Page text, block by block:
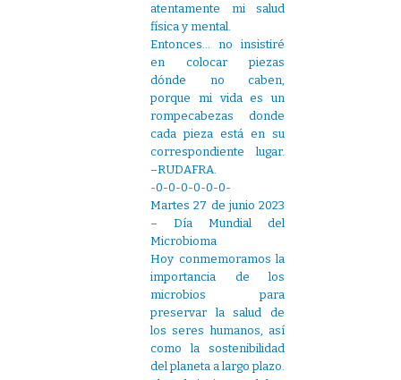
atentamente mi salud
física y mental.
Entonces… no insistiré
en colocar piezas
dónde no caben,
porque mi vida es un
rompecabezas donde
cada pieza está en su
correspondiente lugar.
–RUDAFRA.
-0-0-0-0-0-0-
Martes 27 de junio 2023
– Día Mundial del
Microbioma
Hoy conmemoramos la
importancia de los
microbios para
preservar la salud de
los seres humanos, así
como la sostenibilidad
del planeta a largo plazo.